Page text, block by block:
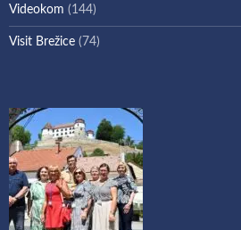
Videokom (144)
Visit Brežice (74)